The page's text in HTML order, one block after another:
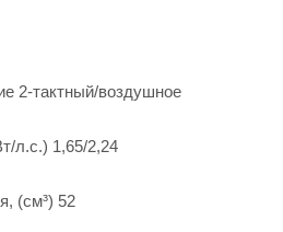
2-тактный/воздушное
л.с.) 1,65/2,24
(см³) 52